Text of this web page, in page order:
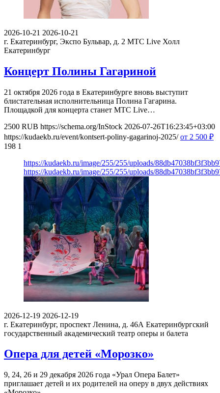
2026-10-21 2026-10-21
г. Екатеринбург, Экспо Бульвар, д. 2 МТС Live Холл
Екатеринбург
Концерт Полины Гагариной
21 октября 2026 года в Екатеринбурге вновь выступит
блистательная исполнительница Полина Гагарина.
Площадкой для концерта станет МТС Live…
2500 RUB https://schema.org/InStock 2026-07-26T16:23:45+03:00
https://kudaekb.ru/event/kontsert-poliny-gagarinoj-2025/ от 2 500 ₽
198 1
https://kudaekb.ru/image/255/255/uploads/
https://kudaekb.ru/image/255/255/uploads/
2026-12-19 2026-12-19
г. Екатеринбург, проспект Ленина, д. 46А Екатеринбургский
государственный академический театр оперы и балета
Опера для детей «Морозко»
9, 24, 26 и 29 декабря 2026 года «Урал Опера Балет»
приглашает детей и их родителей на оперу в двух действиях